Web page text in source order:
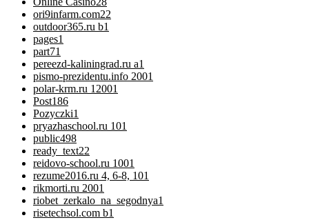
ori9infarm.com22
outdoor365.ru b1
pages1
part71
pereezd-kaliningrad.ru a1
pismo-prezidentu.info 2001
polar-krm.ru 12001
Post186
Pozyczki1
pryazhaschool.ru 101
public498
ready_text22
reidovo-school.ru 1001
rezume2016.ru 4, 6-8, 101
rikmorti.ru 2001
riobet_zerkalo_na_segodnya1
risetechsol.com b1